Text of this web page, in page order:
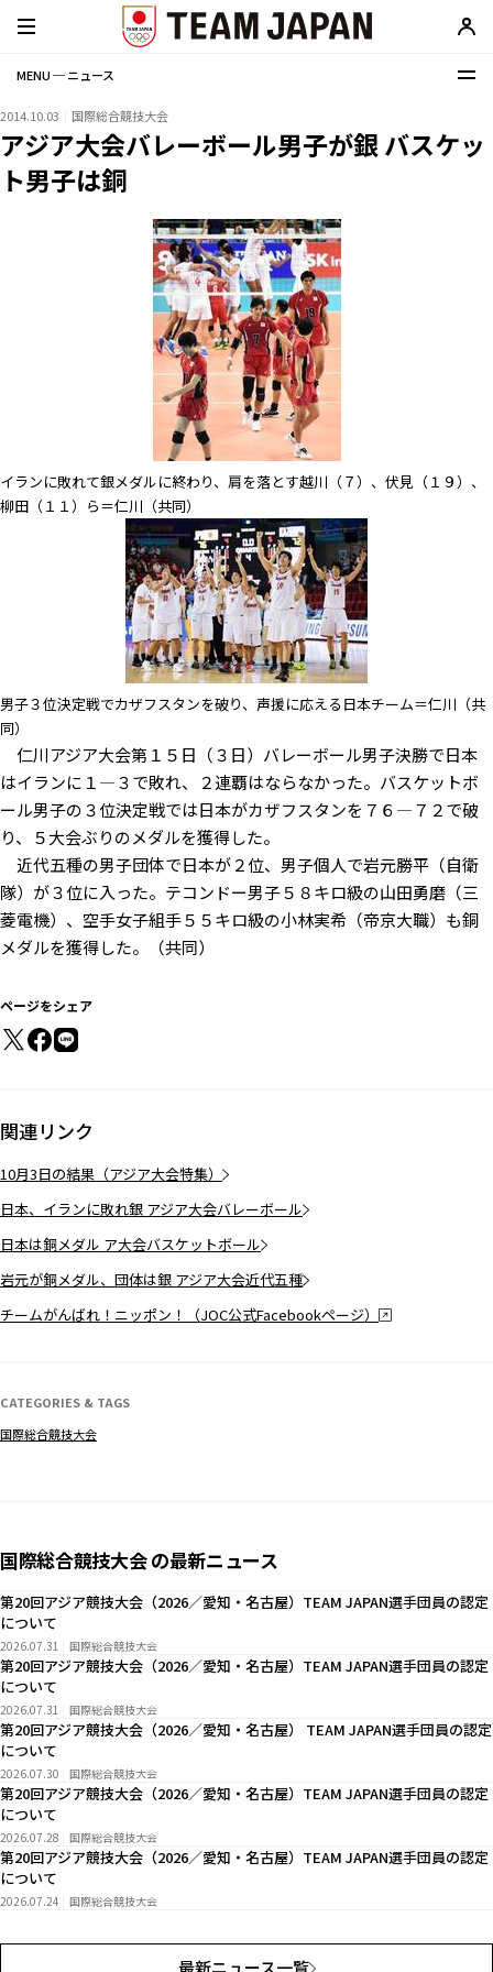
MENU ─ ニュース
2014.10.03 国際総合競技大会
アジア大会バレーボール男子が銀 バスケッ
ト男子は銅
イランに敗れて銀メダルに終わり、肩を落とす越川（７）、伏見（１９）、
柳田（１１）ら＝仁川（共同）
男子３位決定戦でカザフスタンを破り、声援に応える日本チーム＝仁川（共
同）
仁川アジア大会第１５日（３日）バレーボール男子決勝で日本
はイランに１―３で敗れ、２連覇はならなかった。バスケットボ
ール男子の３位決定戦では日本がカザフスタンを７６―７２で破
り、５大会ぶりのメダルを獲得した。
近代五種の男子団体で日本が２位、男子個人で岩元勝平（自衛
隊）が３位に入った。テコンドー男子５８キロ級の山田勇磨（三
菱電機）、空手女子組手５５キロ級の小林実希（帝京大職）も銅
メダルを獲得した。（共同）
ページをシェア
関連リンク
10月3日の結果（アジア大会特集）
日本、イランに敗れ銀 アジア大会バレーボール
日本は銅メダル ア大会バスケットボール
岩元が銅メダル、団体は銀 アジア大会近代五種
チームがんばれ！ニッポン！（JOC公式Facebookページ）
CATEGORIES & TAGS
国際総合競技大会
国際総合競技大会 の最新ニュース
第20回アジア競技大会（2026／愛知・名古屋）TEAM JAPAN選手団員の認定
について
2026.07.31 国際総合競技大会
第20回アジア競技大会（2026／愛知・名古屋）TEAM JAPAN選手団員の認定
について
2026.07.31 国際総合競技大会
第20回アジア競技大会（2026／愛知・名古屋） TEAM JAPAN選手団員の認定
について
2026.07.30 国際総合競技大会
第20回アジア競技大会（2026／愛知・名古屋）TEAM JAPAN選手団員の認定
について
2026.07.28 国際総合競技大会
第20回アジア競技大会（2026／愛知・名古屋）TEAM JAPAN選手団員の認定
について
2026.07.24 国際総合競技大会
最新ニュース一覧